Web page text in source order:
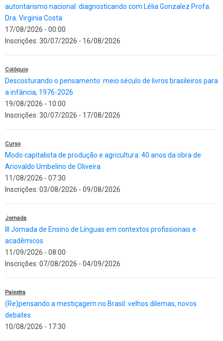
autoritarismo nacional: diagnosticando com Lélia Gonzalez Profa.
Dra. Virginia Costa
17/08/2026 - 00:00
Inscrições: 30/07/2026 - 16/08/2026
Colóquio
Descosturando o pensamento: meio século de livros brasileiros para
a infância, 1976-2026
19/08/2026 - 10:00
Inscrições: 30/07/2026 - 17/08/2026
Curso
Modo capitalista de produção e agricultura: 40 anos da obra de
Ariovaldo Umbelino de Oliveira
11/08/2026 - 07:30
Inscrições: 03/08/2026 - 09/08/2026
Jornada
III Jornada de Ensino de Línguas em contextos profissionais e
acadêmicos
11/09/2026 - 08:00
Inscrições: 07/08/2026 - 04/09/2026
Palestra
(Re)pensando a mestiçagem no Brasil: velhos dilemas, novos
debates
10/08/2026 - 17:30